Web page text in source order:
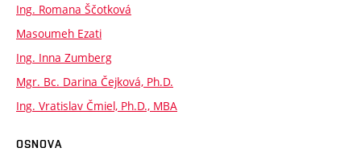
Ing. Romana Ščotková
Masoumeh Ezati
Ing. Inna Zumberg
Mgr. Bc. Darina Čejková, Ph.D.
Ing. Vratislav Čmiel, Ph.D., MBA
OSNOVA